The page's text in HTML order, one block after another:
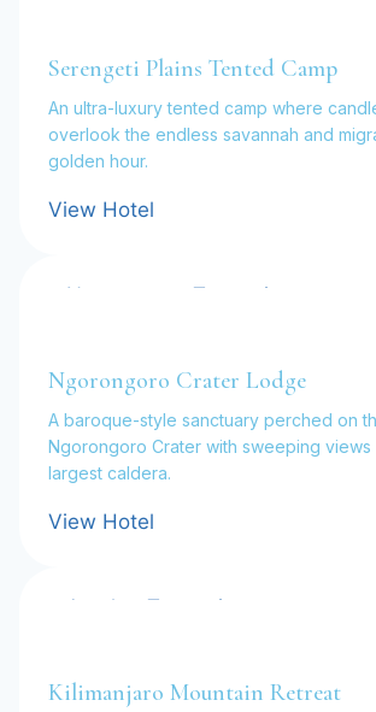
Serengeti Plains Tented Camp
An ultra-luxury tented camp where
overlook the endless savannah and
golden hour.
View Hotel
Ngorongoro, Tanzania
Ngorongoro Crater Lodge
A baroque-style sanctuary perched on
Ngorongoro Crater with sweeping
largest caldera.
View Hotel
Arusha, Tanzania
Kilimanjaro Mountain Retreat